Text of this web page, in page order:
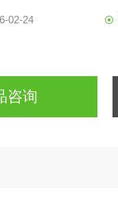
02-24
咨询